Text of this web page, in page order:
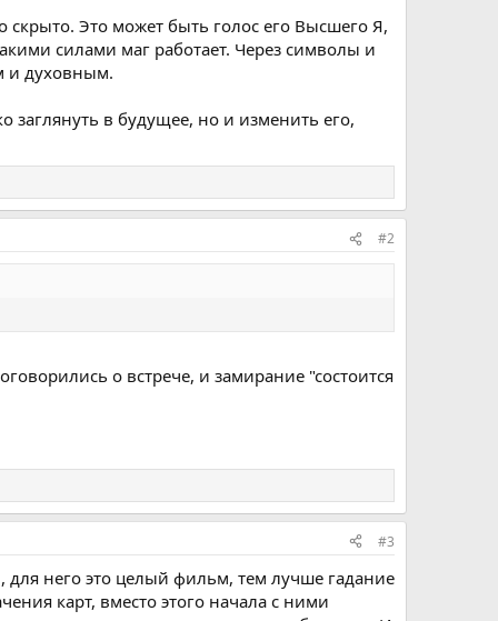
скрыто. Это может быть голос его Высшего Я,
силами маг работает. Через символы и
и духовным.
заглянуть в будущее, но и изменить его,
#2
о встрече, и замирание "состоится
#3
для него это целый фильм, тем лучше гадание
карт, вместо этого начала с ними